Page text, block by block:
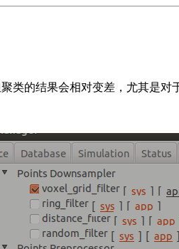
类的结果会相对变差，尤其是对